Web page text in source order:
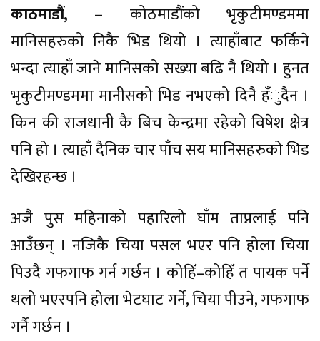
काठमाडौं, – कोठमाडौंको भृकुटीमण्डममा
मानिसहरुको निकै भिड थियो । त्याहाँबाट फर्किने
भन्दा त्याहाँ जाने मानिसको सख्या बढि नै थियो । हुनत
भृकुटीमण्डममा मानीसको भिड नभएको दिनै हँुदैन ।
किन की राजधानी कै बिच केन्द्रमा रहेको विषेश क्षेत्र
पनि हो । त्याहाँ दैनिक चार पाँच सय मानिसहरुको भिड
देखिरहन्छ ।
अजै पुस महिनाको पहारिलो घाँम ताप्नलाई पनि
आउँछन् । नजिकै चिया पसल भएर पनि होला चिया
पिउदै गफगाफ गर्न गर्छन । कोहिँ–कोहिँ त पायक पर्ने
थलो भएरपनि होला भेटघाट गर्ने, चिया पीउने, गफगाफ
गर्नै गर्छन ।